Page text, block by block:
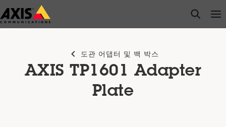
주
요
open
도관 어댑터 및 백 박스
AXIS TP1601 Adapter
Plate